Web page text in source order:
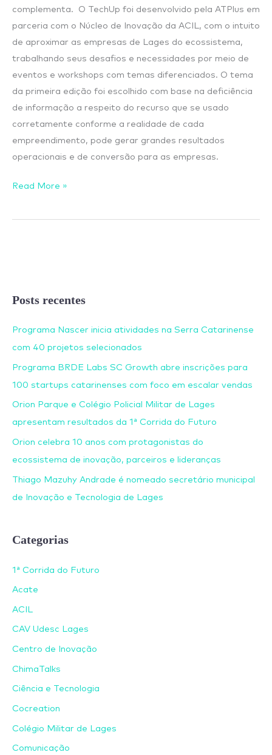
complementa. O TechUp foi desenvolvido pela ATPlus em
parceria com o Núcleo de Inovação da ACIL, com o intuito
de aproximar as empresas de Lages do ecossistema,
trabalhando seus desafios e necessidades por meio de
eventos e workshops com temas diferenciados. O tema
da primeira edição foi escolhido com base na deficiência
de informação a respeito do recurso que se usado
corretamente conforme a realidade de cada
empreendimento, pode gerar grandes resultados
operacionais e de conversão para as empresas.
Read More »
Posts recentes
Programa Nascer inicia atividades na Serra Catarinense
com 40 projetos selecionados
Programa BRDE Labs SC Growth abre inscrições para
100 startups catarinenses com foco em escalar vendas
Orion Parque e Colégio Policial Militar de Lages
apresentam resultados da 1ª Corrida do Futuro
Orion celebra 10 anos com protagonistas do
ecossistema de inovação, parceiros e lideranças
Thiago Mazuhy Andrade é nomeado secretário municipal
de Inovação e Tecnologia de Lages
Categorias
1ª Corrida do Futuro
Acate
ACIL
CAV Udesc Lages
Centro de Inovação
ChimaTalks
Ciência e Tecnologia
Cocreation
Colégio Militar de Lages
Comunicação